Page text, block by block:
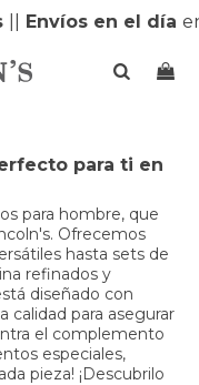
Envíos en el díaen
para ti en
para hombre, que
Ofrecemos
hasta sets de
refinados y
diseñado con
calidad para asegurar
el complemento
especiales,
pieza! ¡Descubrilo